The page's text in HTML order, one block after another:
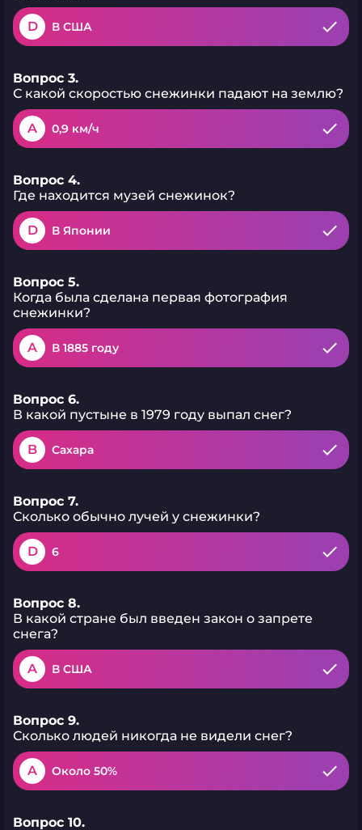
D В США
Вопрос 3.
С какой скоростью снежинки падают на землю?
A 0,9 км/ч
Вопрос 4.
Где находится музей снежинок?
D В Японии
Вопрос 5.
Когда была сделана первая фотография
снежинки?
A В 1885 году
Вопрос 6.
В какой пустыне в 1979 году выпал снег?
B Сахара
Вопрос 7.
Сколько обычно лучей у снежинки?
D 6
Вопрос 8.
В какой стране был введен закон о запрете
снега?
A В США
Вопрос 9.
Сколько людей никогда не видели снег?
A Около 50%
Вопрос 10.